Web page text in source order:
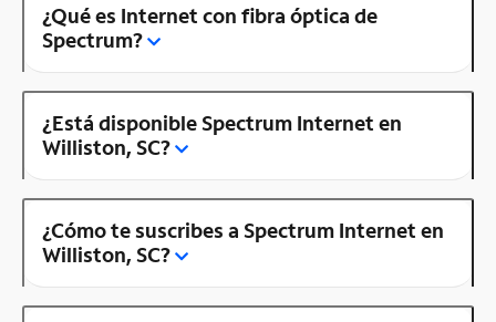
¿Qué es Internet con fibra óptica de
Spectrum?
¿Está disponible Spectrum Internet en
Williston, SC?
¿Cómo te suscribes a Spectrum Internet en
Williston, SC?